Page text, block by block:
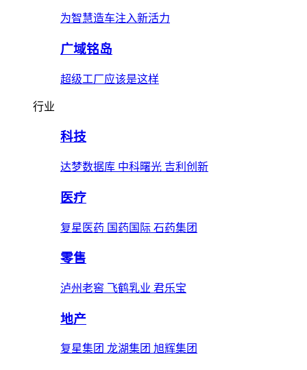
为智慧造车注入新活力
广域铭岛
超级工厂应该是这样
行业
科技
达梦数据库 中科曙光 吉利创新
医疗
复星医药 国药国际 石药集团
零售
泸州老窖 飞鹤乳业 君乐宝
地产
复星集团 龙湖集团 旭辉集团